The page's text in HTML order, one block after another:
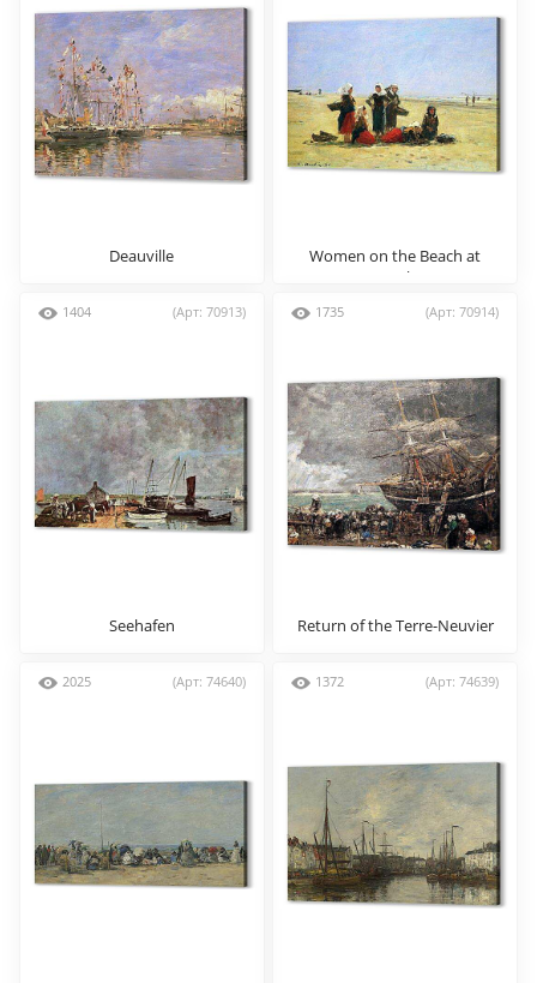
Deauville
Women on the Beach at
Berck
1404 (Арт: 70913)
Seehafen
1735 (Арт: 70914)
Return of the Terre-Neuvier
2025 (Арт: 74640) 1372 (Арт: 74639)